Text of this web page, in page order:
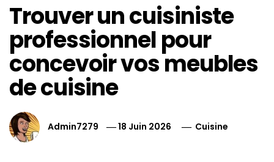
Trouver un cuisiniste
professionnel pour
concevoir vos meubles
de cuisine
Admin7279 18 Juin 2026 Cuisine